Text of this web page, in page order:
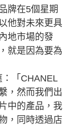
牌在5個星期
他對未來更具
地市場的發
就是因為要為
「CHANEL
，然而我們出
中的產品，我
，同時透過店